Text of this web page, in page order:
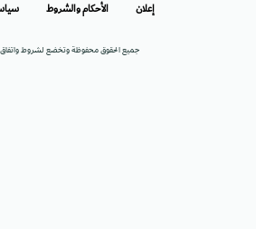
جميع الحقوق محفوظة وتخضع لشروط واتفاق
إعلان الأحكام والشروط